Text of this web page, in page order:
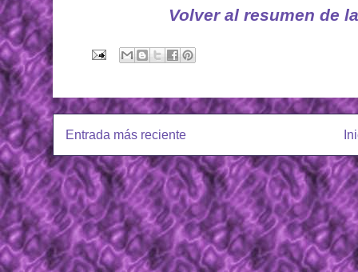
Volver al resumen de
Entrada más reciente